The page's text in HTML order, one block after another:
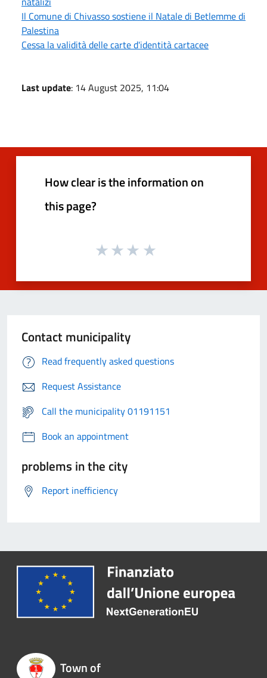
Il Comune di Chivasso sostiene il Natale di Betlemme di
Palestina
Cessa la validità delle carte d'identità cartacee
Last update: 14 August 2025, 11:04
How clear is the information on
this page?
Contact municipality
Read frequently asked questions
Request Assistance
Call the municipality 01191151
Book an appointment
problems in the city
Report inefficiency
Town of